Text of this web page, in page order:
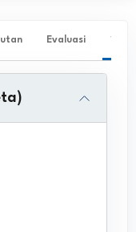
Evaluasi ✨